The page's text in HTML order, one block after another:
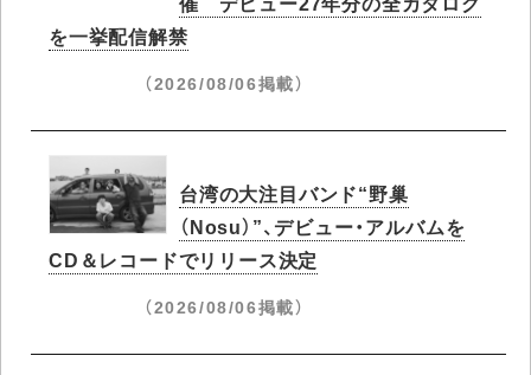
を一挙配信解禁
（2026/08/06掲載）
台湾の大注目バンド“野巢
（Nosu）”、デビュー・アルバムを
CD＆レコードでリリース決定
（2026/08/06掲載）